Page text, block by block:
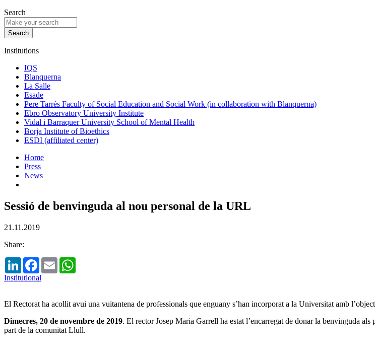
Search
Institutions
IQS
Blanquerna
La Salle
Esade
Pere Tarrés Faculty of Social Education and Social Work (in collaboration with Blanquerna)
Ebro Observatory University Institute
Vidal i Barraquer University School of Mental Health
Borja Institute of Bioethics
ESDI (affiliated center)
Home
Press
News
Sessió de benvinguda al nou personal de la URL
21.11.2019
Share:
LinkedInFacebook
Email
Institutional
El Rectorat ha acollit avui una vuitantena de professionals que enguany s’han incorporat a la Universitat amb
Dimecres, 20 de novembre de 2019. El rector Josep Maria Garrell ha estat l’encarregat de donar la benvinguda
part de la comunitat Llull.